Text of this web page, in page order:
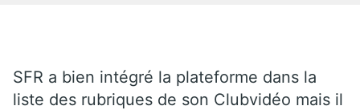
SFR a bien intégré la plateforme dans la
liste des rubriques de son Clubvidéo mais il